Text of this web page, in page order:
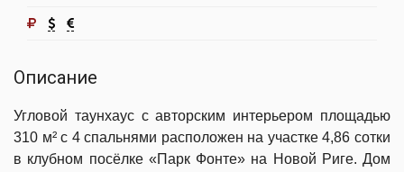
Описание
Угловой таунхаус с авторским интерьером площадью
310 м² с 4 спальнями расположен на участке 4,86 сотки
в клубном посёлке «Парк Фонте» на Новой Риге. Дом